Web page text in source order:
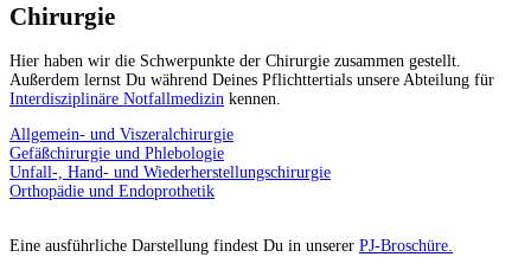
Chirurgie
Hier haben wir die Schwerpunkte der Chirurgie zusammen gestellt.
Außerdem lernst Du während Deines Pflichttertials unsere Abteilung für
Interdisziplinäre Notfallmedizin kennen.
Allgemein- und Viszeralchirurgie
Gefäßchirurgie und Phlebologie
Unfall-, Hand- und Wiederherstellungschirurgie
Orthopädie und Endoprothetik
Eine ausführliche Darstellung findest Du in unserer PJ-Broschüre.